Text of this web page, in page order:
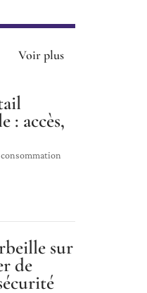
Voir plus
: accès,
sur
de